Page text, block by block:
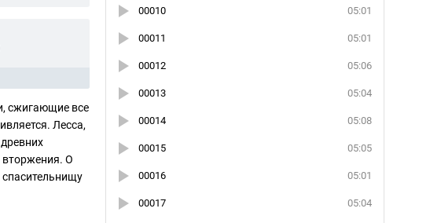
05:01
00010
05:01
00011
05:06
00012
05:04
00013
05:08
00014
05:05
00015
05:01
00016
05:04
00017
сжигающие все
Лесса,
вторжения. О